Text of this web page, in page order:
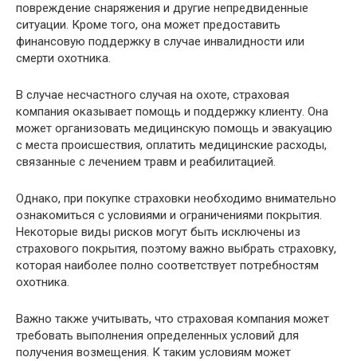
повреждение снаряжения и другие непредвиденные
ситуации. Кроме того, она может предоставить
финансовую поддержку в случае инвалидности или
смерти охотника.
В случае несчастного случая на охоте, страховая
компания оказывает помощь и поддержку клиенту. Она
может организовать медицинскую помощь и эвакуацию
с места происшествия, оплатить медицинские расходы,
связанные с лечением травм и реабилитацией.
Однако, при покупке страховки необходимо внимательно
ознакомиться с условиями и ограничениями покрытия.
Некоторые виды рисков могут быть исключены из
страхового покрытия, поэтому важно выбрать страховку,
которая наиболее полно соответствует потребностям
охотника.
Важно также учитывать, что страховая компания может
требовать выполнения определенных условий для
получения возмещения. К таким условиям может